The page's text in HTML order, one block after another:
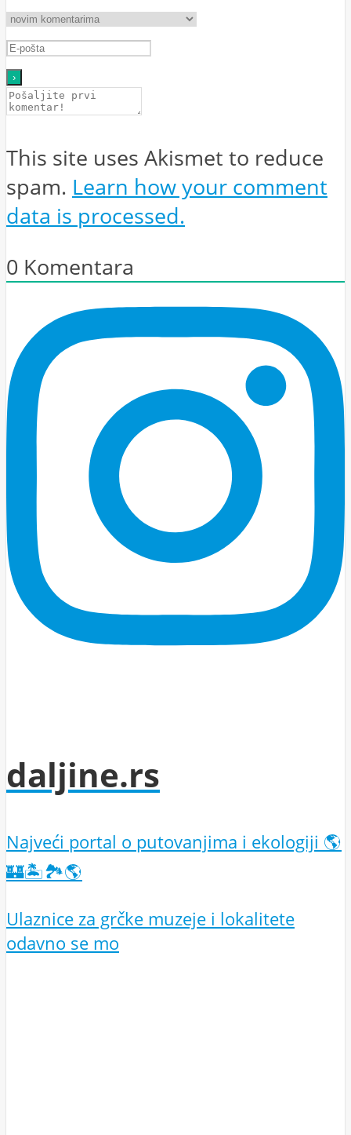
This site uses Akismet to reduce
spam. Learn how your comment
data is processed.
0 Komentara
daljine.rs
Najveći portal o putovanjima i ekologiji 🌎
🏰🏝️🏞️🌎
Ulaznice za grčke muzeje i lokalitete
odavno se mo